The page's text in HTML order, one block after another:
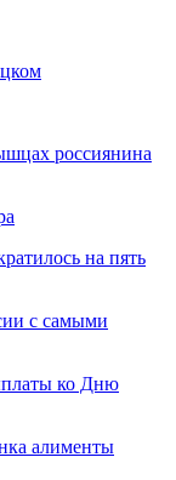
россиянина
на пять
с самыми
ко Дню
алименты